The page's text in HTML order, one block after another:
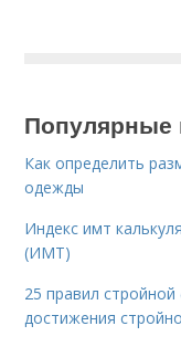
Популярные
Как определить
одежды
Индекс имт
(ИМТ)
25 правил
достижения